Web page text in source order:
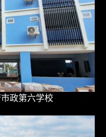
政第六学校